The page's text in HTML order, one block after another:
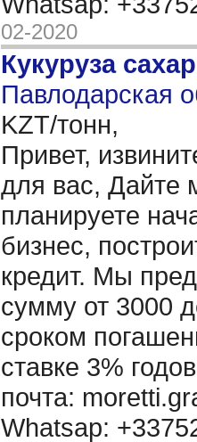
02-2020
Кукуруза
Павлодарская
KZT/тонн,
Привет,
для вас, Дайте
планируете
бизнес,
кредит. Мы
сумму от 3000
сроком
ставке 3%
почта:
Whatsap: